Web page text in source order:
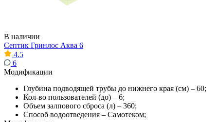
В наличии
Септик Гринлос Аква 6
4.5
6
Модификации
Глубина подводящей трубы до нижнего края (см) – 60;
Кол-во пользователей (до) – 6;
Объем залпового сброса (л) – 360;
Способ водоотведения – Самотеком;